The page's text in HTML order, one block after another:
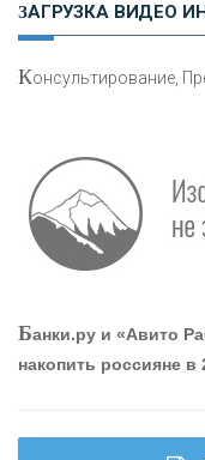
Работа мечты.
привлечь и
ЗАГРУЗКА ВИДЕО
Консультирование,
Банки.ру и «Авито
накопить россияне в